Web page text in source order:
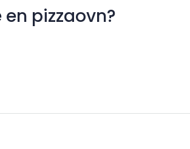
pizzaovn?